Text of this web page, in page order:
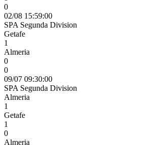
0
02/08 15:59:00
SPA Segunda Division
Getafe
1
Almeria
0
0
09/07 09:30:00
SPA Segunda Division
Almeria
1
Getafe
1
0
Almeria